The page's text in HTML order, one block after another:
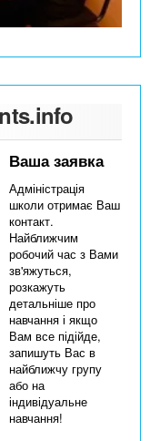
Ваша заявка
Адміністрація
школи отримає Ваш
контакт.
Найближчим
робочий час з Вами
зв'яжуться,
розкажуть
детальніше про
навчання і якщо
Вам все підійде,
запишуть Вас в
найближчу групу
або на
індивідуальне
навчання!